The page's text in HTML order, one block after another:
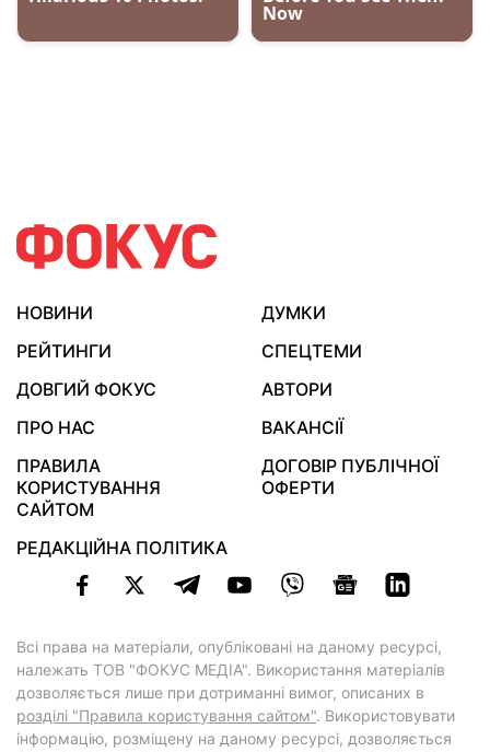
НОВИНИ
ДУМКИ
РЕЙТИНГИ
СПЕЦТЕМИ
ДОВГИЙ ФОКУС
АВТОРИ
ПРО НАС
ВАКАНСІЇ
ПРАВИЛА
КОРИСТУВАННЯ
САЙТОМ
ДОГОВІР ПУБЛІЧНОЇ
ОФЕРТИ
РЕДАКЦІЙНА ПОЛІТИКА
Всі права на матеріали, опубліковані на даному ресурсі,
належать ТОВ "ФОКУС МЕДІА". Використання матеріалів
дозволяється лише при дотриманні вимог, описаних в
розділі "Правила користування сайтом". Використовувати
інформацію, розміщену на даному ресурсі, дозволяється